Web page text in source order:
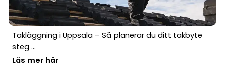
Takläggning i Uppsala – Så planerar du ditt takbyte
steg ...
Läs mer här